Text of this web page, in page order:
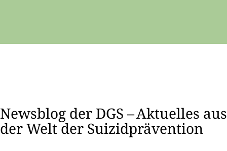
Newsblog der DGS – Aktuelles aus
der Welt der Suizidprävention